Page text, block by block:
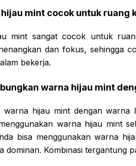
mint cocok untuk ruang
mint sangat cocok untuk
dan fokus, sehingga
bekerja.
warna hijau mint
warna hijau mint dengan warna
warna hijau mint
bisa menggunakan warna
dominan. Kombinasi tergantung